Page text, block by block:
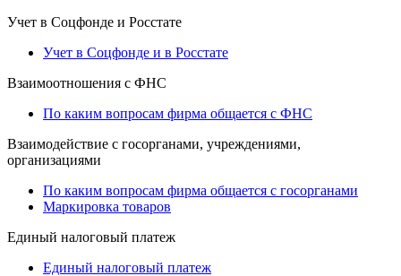
Учет в Соцфонде и Росстате
Учет в Соцфонде и в Росстате
Взаимоотношения с ФНС
По каким вопросам фирма общается с ФНС
Взаимодействие с госорганами, учреждениями,
организациями
По каким вопросам фирма общается с госорганами
Маркировка товаров
Единый налоговый платеж
Единый налоговый платеж